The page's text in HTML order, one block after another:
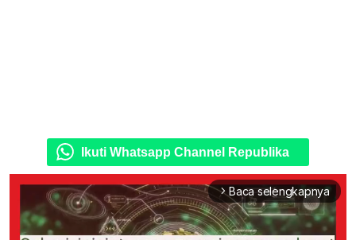
Ikuti Whatsapp Channel Republika
arrow_forward_ios Baca selengkapnya